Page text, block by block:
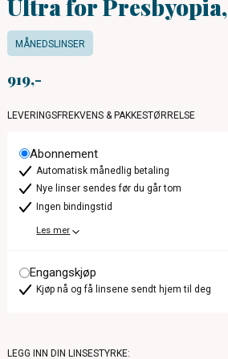
Ultra for
MÅNEDSLINSER
919
LEVERINGSFREKVENS & PAKKESTØRRELSE
Abonnement
Automatisk månedlig betaling
Nye linser sendes før du går tom
Ingen bindingstid
Les mer
Engangskjøp
Kjøp nå og få linsene sendt hjem til deg
LEGG INN DIN LINSESTYRKE: